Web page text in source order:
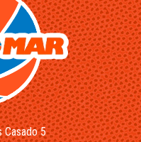
Casado 5